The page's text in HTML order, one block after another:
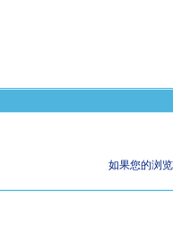
如果您的浏